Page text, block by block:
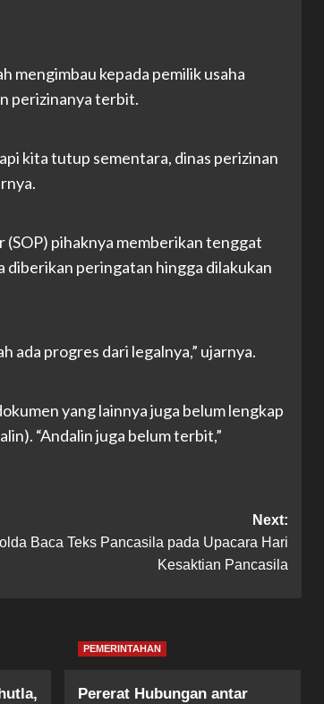
mengimbau kepada pemilik usaha
perizinanya terbit.
kita tutup sementara, dinas perizinan
pihaknya memberikan tenggat
diberikan peringatan hingga dilakukan
ada progres dari legalnya,” ujarnya.
yang lainnya juga belum lengkap
“Andalin juga belum terbit,”
Next:
Baca Teks Pancasila pada Upacara Hari
Kesaktian Pancasila
PEMERINTAHAN
Pererat Hubungan antar